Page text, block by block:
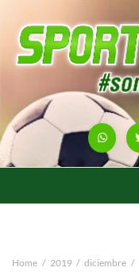
Home 2019 diciembre